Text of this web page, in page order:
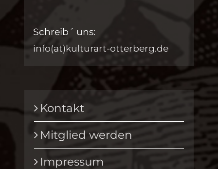
Schreib´ uns:
info(at)kulturart-otterberg.de
Kontakt
Mitglied werden
Impressum